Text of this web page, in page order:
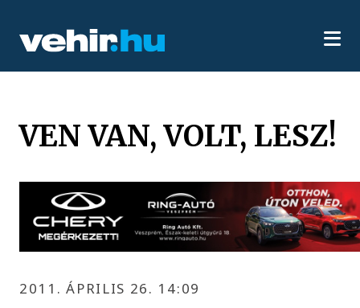
VEN VAN, VOLT, LESZ!
2011. ÁPRILIS 26. 14:09